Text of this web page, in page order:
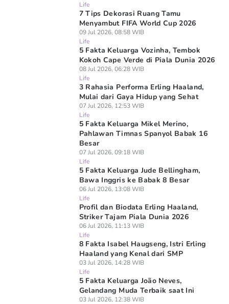
Life
7 Tips Dekorasi Ruang Tamu
Menyambut FIFA World Cup 2026
09 Jul 2026, 08:58 WIB
Life
5 Fakta Keluarga Vozinha, Tembok
Kokoh Cape Verde di Piala Dunia 2026
08 Jul 2026, 06:28 WIB
Life
3 Rahasia Performa Erling Haaland,
Mulai dari Gaya Hidup yang Sehat
07 Jul 2026, 12:53 WIB
Life
5 Fakta Keluarga Mikel Merino,
Pahlawan Timnas Spanyol Babak 16
Besar
07 Jul 2026, 09:18 WIB
Life
5 Fakta Keluarga Jude Bellingham,
Bawa Inggris ke Babak 8 Besar
06 Jul 2026, 13:08 WIB
Life
Profil dan Biodata Erling Haaland,
Striker Tajam Piala Dunia 2026
06 Jul 2026, 11:13 WIB
Life
8 Fakta Isabel Haugseng, Istri Erling
Haaland yang Kenal dari SMP
03 Jul 2026, 14:28 WIB
Life
5 Fakta Keluarga João Neves,
Gelandang Muda Terbaik saat Ini
03 Jul 2026, 12:38 WIB